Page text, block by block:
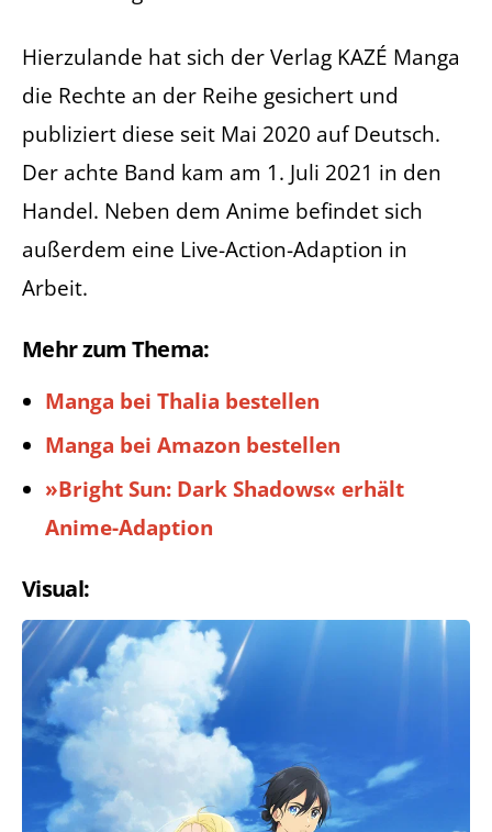
Hierzulande hat sich der Verlag KAZÉ Manga
die Rechte an der Reihe gesichert und
publiziert diese seit Mai 2020 auf Deutsch.
Der achte Band kam am 1. Juli 2021 in den
Handel. Neben dem Anime befindet sich
außerdem eine Live-Action-Adaption in
Arbeit.
Mehr zum Thema:
Manga bei Thalia bestellen
Manga bei Amazon bestellen
»Bright Sun: Dark Shadows« erhält
Anime-Adaption
Visual: